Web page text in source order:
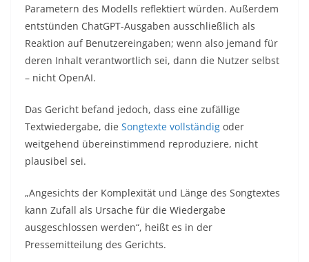
Parametern des Modells reflektiert würden. Außerdem
entstünden ChatGPT-Ausgaben ausschließlich als
Reaktion auf Benutzereingaben; wenn also jemand für
deren Inhalt verantwortlich sei, dann die Nutzer selbst
– nicht OpenAI.
Das Gericht befand jedoch, dass eine zufällige
Textwiedergabe, die Songtexte vollständig oder
weitgehend übereinstimmend reproduziere, nicht
plausibel sei.
„Angesichts der Komplexität und Länge des Songtextes
kann Zufall als Ursache für die Wiedergabe
ausgeschlossen werden“, heißt es in der
Pressemitteilung des Gerichts.